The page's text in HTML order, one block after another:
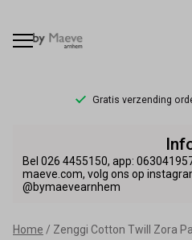
Gratis verzending
Cotton
Twill
Bel 026 4455150, app:
maeve.com, volg ons op
@bymaevearnhem
Home Zenggi Cotton Twill Zora